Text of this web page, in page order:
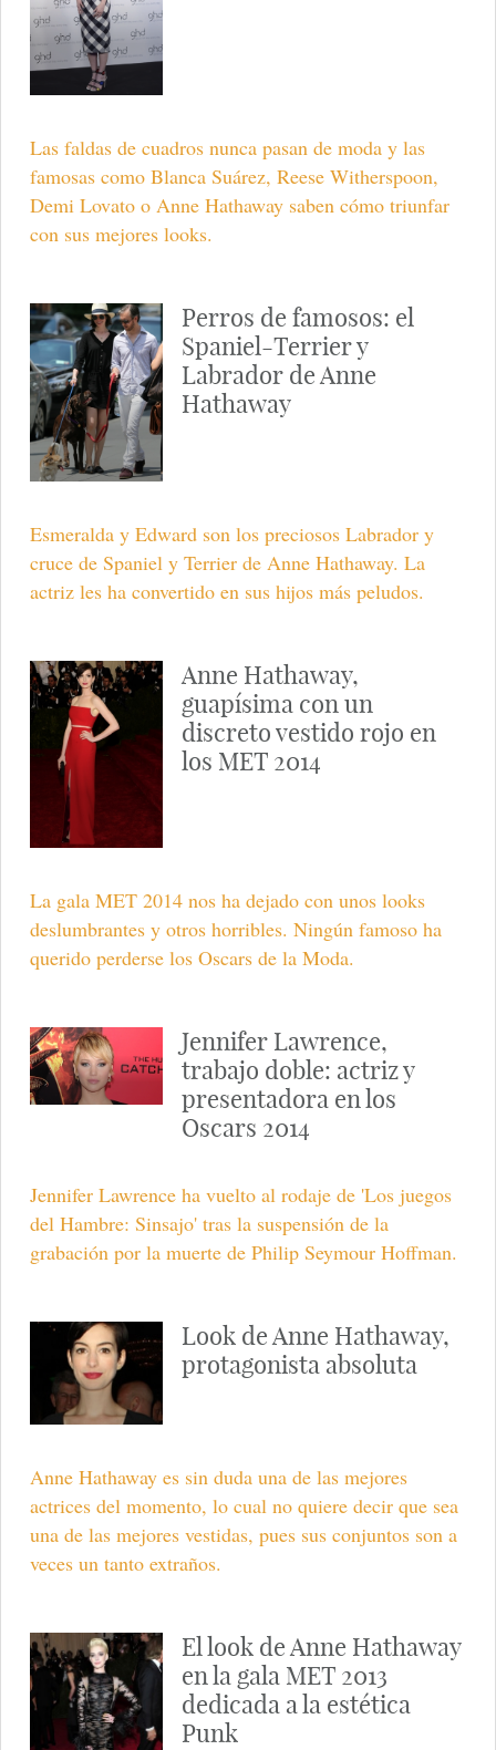
Las faldas de cuadros nunca pasan de moda y las
famosas como Blanca Suárez, Reese Witherspoon,
Demi Lovato o Anne Hathaway saben cómo triunfar
con sus mejores looks.
Perros de famosos: el
Spaniel-Terrier y
Labrador de Anne
Hathaway
Esmeralda y Edward son los preciosos Labrador y
cruce de Spaniel y Terrier de Anne Hathaway. La
actriz les ha convertido en sus hijos más peludos.
Anne Hathaway,
guapísima con un
discreto vestido rojo en
los MET 2014
La gala MET 2014 nos ha dejado con unos looks
deslumbrantes y otros horribles. Ningún famoso ha
querido perderse los Oscars de la Moda.
Jennifer Lawrence,
trabajo doble: actriz y
presentadora en los
Oscars 2014
Jennifer Lawrence ha vuelto al rodaje de 'Los juegos
del Hambre: Sinsajo' tras la suspensión de la
grabación por la muerte de Philip Seymour Hoffman.
Look de Anne Hathaway,
protagonista absoluta
Anne Hathaway es sin duda una de las mejores
actrices del momento, lo cual no quiere decir que sea
una de las mejores vestidas, pues sus conjuntos son a
veces un tanto extraños.
El look de Anne Hathaway
en la gala MET 2013
dedicada a la estética
Punk